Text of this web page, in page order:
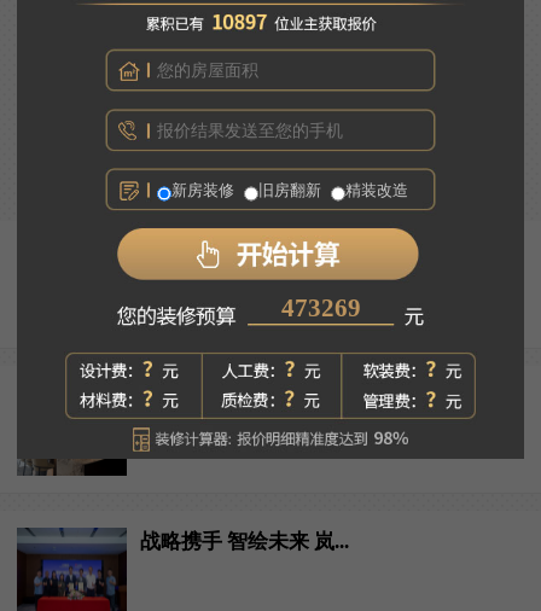
往期回顾
告别昏暗廉价吸顶灯，大平...
意式轻奢：经久耐看的高级...
战略携手 智绘未来 岚...
新房装修 旧房翻新 精装改造
473269